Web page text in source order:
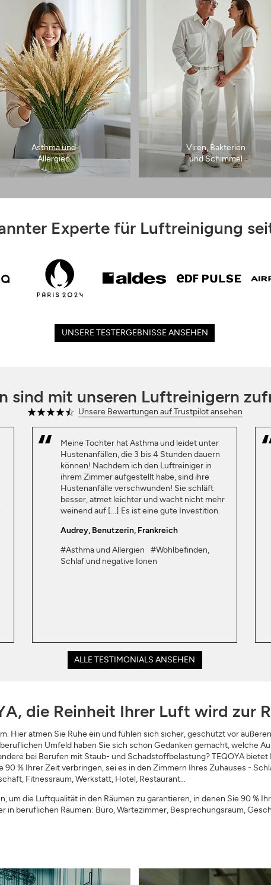
Asthma und
Allergien
Viren, Bakterien
und Schimmel
Experte für Luftreinigung
UNSERE TESTERGEBNISSE ANSEHEN
sind mit unseren Luftreinigern
Unsere Bewertungen auf Trustpilot ansehen
Meine Tochter hat Asthma und leidet unter
Hustenanfällen, die 3 bis 4 Stunden dauern
können! Nachdem ich den Luftreiniger in
ihrem Zimmer aufgestellt habe, sind ihre
Hustenanfälle verschwunden! Sie schläft
besser, atmet leichter und wacht nicht mehr
weinend auf [...] Es ist eine gute Investition.
Audrey, Benutzerin, Frankreich
#Asthma und Allergien
#Wohlbefinden,
Schlaf und negative Ionen
ALLE TESTIMONIALS ANSEHEN
die Reinheit Ihrer Luft wird zur
Hier atmen Sie Ruhe ein und fühlen sich sicher, geschützt vor
Umfeld haben Sie sich schon Gedanken gemacht, welche
bei Berufen mit Staub- und Schadstoffbelastung? TEQOYA
90 % Ihrer Zeit verbringen, sei es in den Zimmern Ihres Zuhauses -
Fitnessraum, Werkstatt, Hotel, Restaurant…
um die Luftqualität in den Räumen zu garantieren, in denen Sie 90 %
in beruflichen Räumen: Büro, Wartezimmer, Besprechungsraum,